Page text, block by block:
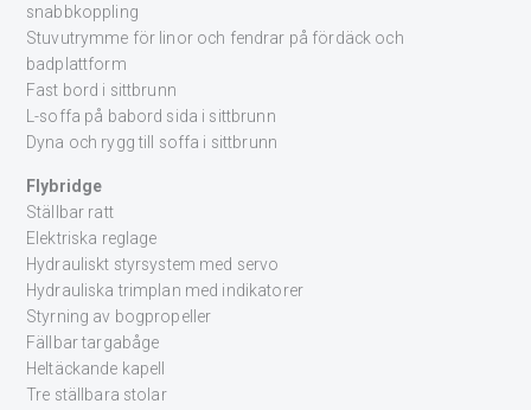
snabbkoppling
Stuvutrymme för linor och fendrar på fördäck och
badplattform
Fast bord i sittbrunn
L-soffa på babord sida i sittbrunn
Dyna och rygg till soffa i sittbrunn
Flybridge
Ställbar ratt
Elektriska reglage
Hydrauliskt styrsystem med servo
Hydrauliska trimplan med indikatorer
Styrning av bogpropeller
Fällbar targabåge
Heltäckande kapell
Tre ställbara stolar